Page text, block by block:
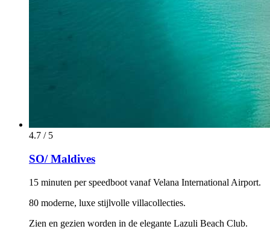
4.7 / 5
SO/ Maldives
15 minuten per speedboot vanaf Velana International Airport.
80 moderne, luxe stijlvolle villacollecties.
Zien en gezien worden in de elegante Lazuli Beach Club.